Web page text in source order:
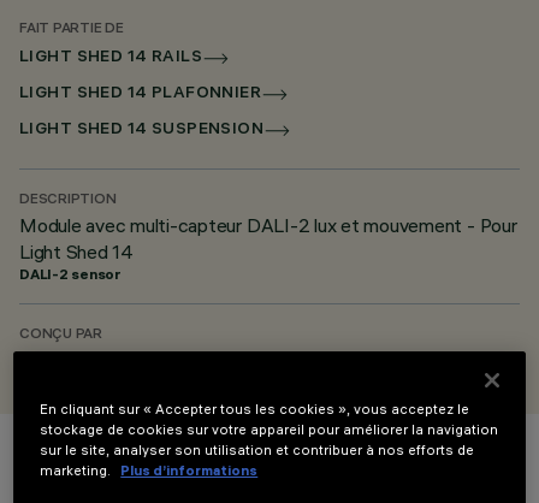
FAIT PARTIE DE
LIGHT SHED 14 RAILS
LIGHT SHED 14 PLAFONNIER
LIGHT SHED 14 SUSPENSION
DESCRIPTION
Module avec multi-capteur DALI-2 lux et mouvement - Pour
Light Shed 14
DALI-2 sensor
CONÇU PAR
iGuzzini
COULEUR
En cliquant sur « Accepter tous les cookies », vous acceptez le
stockage de cookies sur votre appareil pour améliorer la navigation
sur le site, analyser son utilisation et contribuer à nos efforts de
marketing.
Plus d’informations